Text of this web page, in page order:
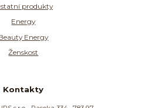
produkty
Energy
Energy
Ženskost
Kontakty